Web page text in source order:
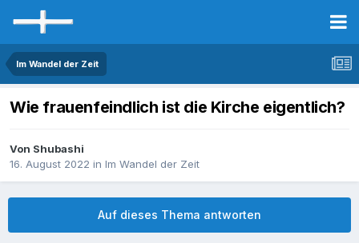
Im Wandel der Zeit
Wie frauenfeindlich ist die Kirche eigentlich?
Von Shubashi
16. August 2022 in Im Wandel der Zeit
Auf dieses Thema antworten